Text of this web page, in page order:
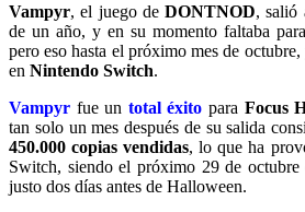
Vampyr, el juego deDONTNOD, salió
de un año, y en su momento faltaba
pero eso hasta el próximo mes de
en Nintendo Switch.
Vampyr fue un totaléxito para Focus
tan solo un mes después de su salida
450.000 copias vendidas, lo que ha
Switch, siendo el próximo 29 de octubre
justo dos días antes de Halloween.